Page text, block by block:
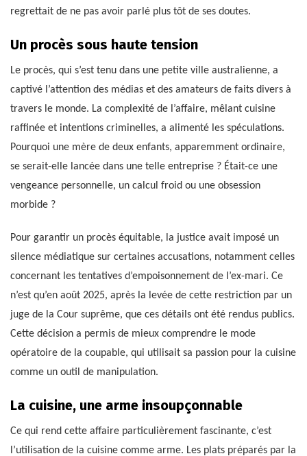
regrettait de ne pas avoir parlé plus tôt de ses doutes.
Un procès sous haute tension
Le procès, qui s’est tenu dans une petite ville australienne, a
captivé l’attention des médias et des amateurs de faits divers à
travers le monde. La complexité de l’affaire, mêlant cuisine
raffinée et intentions criminelles, a alimenté les spéculations.
Pourquoi une mère de deux enfants, apparemment ordinaire,
se serait-elle lancée dans une telle entreprise ? Était-ce une
vengeance personnelle, un calcul froid ou une obsession
morbide ?
Pour garantir un procès équitable, la justice avait imposé un
silence médiatique sur certaines accusations, notamment celles
concernant les tentatives d’empoisonnement de l’ex-mari. Ce
n’est qu’en août 2025, après la levée de cette restriction par un
juge de la Cour suprême, que ces détails ont été rendus publics.
Cette décision a permis de mieux comprendre le mode
opératoire de la coupable, qui utilisait sa passion pour la cuisine
comme un outil de manipulation.
La cuisine, une arme insoupçonnable
Ce qui rend cette affaire particulièrement fascinante, c’est
l’utilisation de la cuisine comme arme. Les plats préparés par la